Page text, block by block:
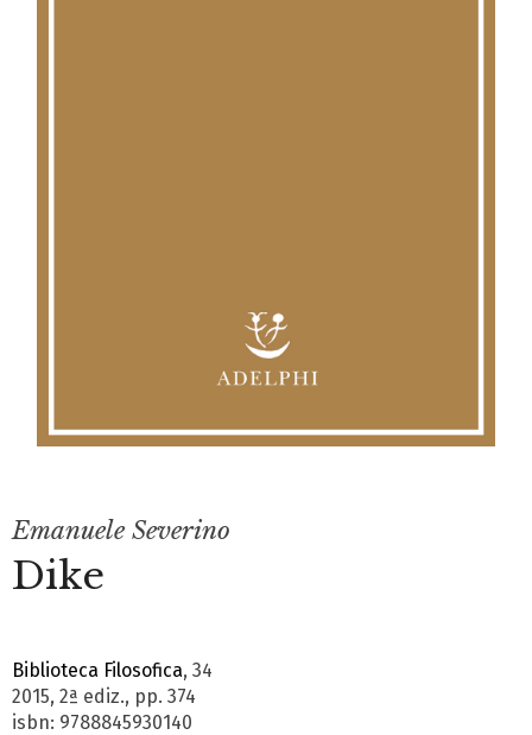
Emanuele Severino
Dike
Biblioteca Filosofica, 34
2015, 2ª ediz., pp. 374
isbn: 9788845930140